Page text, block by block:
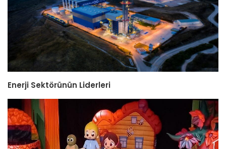
Enerji Sektörünün Liderleri